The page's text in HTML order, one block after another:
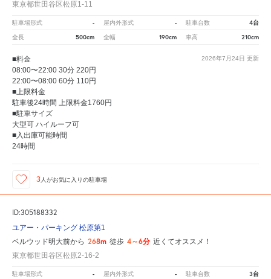
東京都世田谷区松原1-11
駐車場形式 - 屋内外形式 - 駐車台数 4台
全長 500cm 全幅 190cm 車高 210cm
2026年7月24日 更新
■料金
08:00〜22:00 30分 220円
22:00〜08:00 60分 110円
■上限料金
駐車後24時間 上限料金1760円
■駐車サイズ
大型可 ハイルーフ可
■入出庫可能時間
24時間
3人がお気に入りの駐車場
ID:305188332
ユアー・パーキング 松原第1
ベルウッド明大前から 268m 徒歩 4～6分 近くてオススメ！
東京都世田谷区松原2-16-2
駐車場形式 - 屋内外形式 - 駐車台数 3台